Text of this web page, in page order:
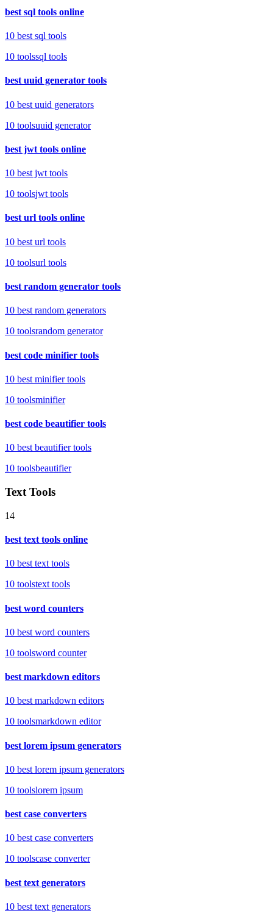
best sql tools online
10 best sql tools
10 toolssql tools
best uuid generator tools
10 best uuid generators
10 toolsuuid generator
best jwt tools online
10 best jwt tools
10 toolsjwt tools
best url tools online
10 best url tools
10 toolsurl tools
best random generator tools
10 best random generators
10 toolsrandom generator
best code minifier tools
10 best minifier tools
10 toolsminifier
best code beautifier tools
10 best beautifier tools
10 toolsbeautifier
Text Tools
14
best text tools online
10 best text tools
10 toolstext tools
best word counters
10 best word counters
10 toolsword counter
best markdown editors
10 best markdown editors
10 toolsmarkdown editor
best lorem ipsum generators
10 best lorem ipsum generators
10 toolslorem ipsum
best case converters
10 best case converters
10 toolscase converter
best text generators
10 best text generators